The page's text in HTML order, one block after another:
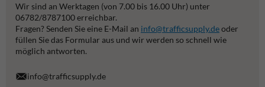
Wir sind an Werktagen (von 7.00 bis 16.00 Uhr) unter
06782/8787100 erreichbar.
Fragen? Senden Sie eine E-Mail an info@trafficsupply.deoder
füllen Sie das Formular aus und wir werden so schnell wie
möglich antworten.
info@trafficsupply.de